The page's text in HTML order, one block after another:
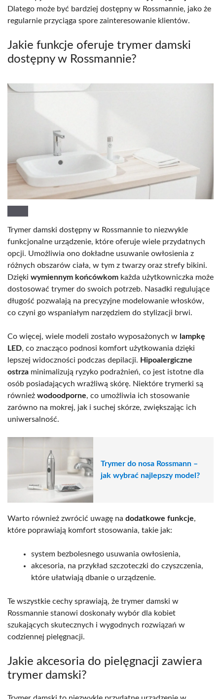
Dlatego może być bardziej dostępny w Rossmannie, jako że
regularnie przyciąga spore zainteresowanie klientów.
Jakie funkcje oferuje trymer damski
dostępny w Rossmannie?
Trymer damski dostępny w Rossmannie to niezwykle
funkcjonalne urządzenie, które oferuje wiele przydatnych
opcji. Umożliwia ono dokładne usuwanie owłosienia z
różnych obszarów ciała, w tym z twarzy oraz strefy bikini.
Dzięki wymiennym końcówkom każda użytkowniczka może
dostosować trymer do swoich potrzeb. Nasadki regulujące
długość pozwalają na precyzyjne modelowanie włosków,
co czyni go wspaniałym narzędziem do stylizacji brwi.
Co więcej, wiele modeli zostało wyposażonych w lampkę
LED, co znacząco podnosi komfort użytkowania dzięki
lepszej widoczności podczas depilacji. Hipoalergiczne
ostrza minimalizują ryzyko podrażnień, co jest istotne dla
osób posiadających wrażliwą skórę. Niektóre trymerki są
również wodoodporne, co umożliwia ich stosowanie
zarówno na mokrej, jak i suchej skórze, zwiększając ich
uniwersalność.
Trymer do nosa Rossmann –
jak wybrać najlepszy model?
Warto również zwrócić uwagę na dodatkowe funkcje,
które poprawiają komfort stosowania, takie jak:
system bezbolesnego usuwania owłosienia,
akcesoria, na przykład szczoteczki do czyszczenia,
które ułatwiają dbanie o urządzenie.
Te wszystkie cechy sprawiają, że trymer damski w
Rossmannie stanowi doskonały wybór dla kobiet
szukających skutecznych i wygodnych rozwiązań w
codziennej pielęgnacji.
Jakie akcesoria do pielęgnacji zawiera
trymer damski?